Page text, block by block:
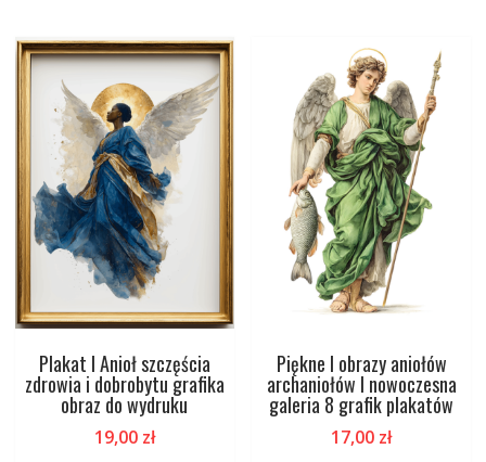
Plakat I Anioł szczęścia
zdrowia i dobrobytu grafika
obraz do wydruku
19,00 zł
Piękne I obrazy aniołów
archaniołów I nowoczesna
galeria 8 grafik plakatów
17,00 zł